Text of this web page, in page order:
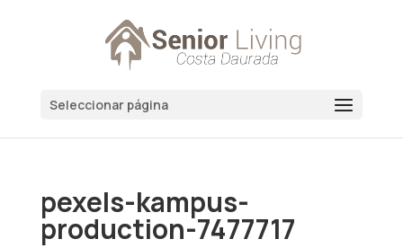
Seleccionar página
pexels-kampus-
production-7477717